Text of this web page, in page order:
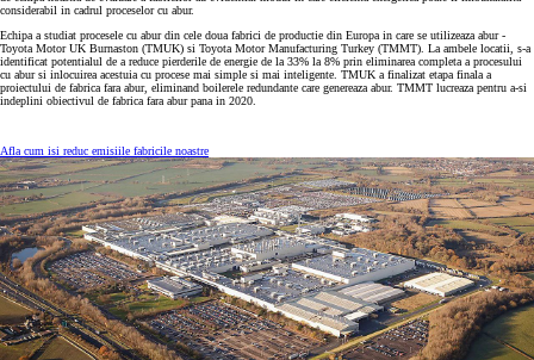
considerabil in cadrul proceselor cu abur.
Echipa a studiat procesele cu abur din cele doua fabrici de productie din Europa in care se utilizeaza abur -
Toyota Motor UK Burnaston (TMUK) si Toyota Motor Manufacturing Turkey (TMMT). La ambele locatii, s-a
identificat potentialul de a reduce pierderile de energie de la 33% la 8% prin eliminarea completa a procesului
cu abur si inlocuirea acestuia cu procese mai simple si mai inteligente. TMUK a finalizat etapa finala a
proiectului de fabrica fara abur, eliminand boilerele redundante care genereaza abur. TMMT lucreaza pentru a-si
indeplini obiectivul de fabrica fara abur pana in 2020.
Afla cum isi reduc emisiile fabricile noastre